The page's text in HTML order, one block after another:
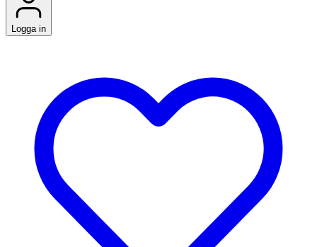
Logga in